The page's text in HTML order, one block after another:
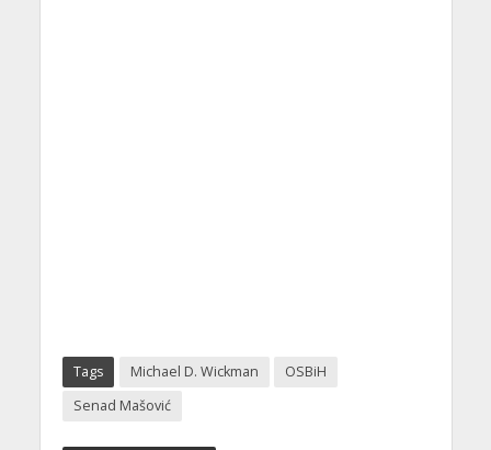
Tags Michael D. Wickman
OSBiH
Senad Mašović